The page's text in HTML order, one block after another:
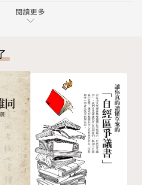
或是只相信來自同溫層的網路、從
應該挺身而出，捍衛真理／真
反擊。
）
校哲學博士，曾在柯爾蓋特大學、
閱讀更多